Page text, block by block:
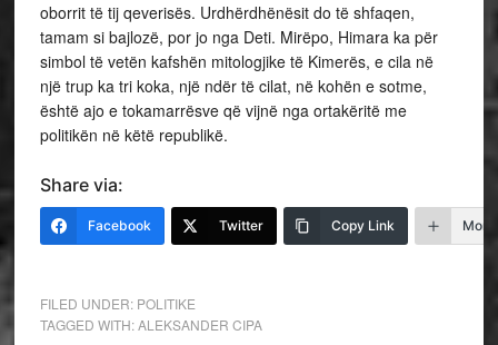
oborrit të tij qeverisës. Urdhërdhënësit do të shfaqen,
tamam si bajlozë, por jo nga Deti. Mirëpo, Himara ka për
simbol të vetën kafshën mitologjike të Kimerës, e cila në
një trup ka tri koka, një ndër të cilat, në kohën e sotme,
është ajo e tokamarrësve që vijnë nga ortakëritë me
politikën në këtë republikë.
Share via:
Facebook Twitter Copy Link More
FILED UNDER: POLITIKE
TAGGED WITH:ALEKSANDER CIPA